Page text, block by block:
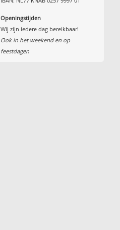
Openingstijden
Wij zijn iedere dag bereikbaar!
Ook in het weekend en op
feestdagen